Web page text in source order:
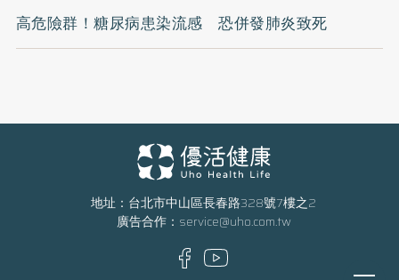
高危險群！糖尿病患染流感 恐併發肺炎致死
地址：台北市中山區長春路328號7樓之2
廣告合作： service@uho.com.tw